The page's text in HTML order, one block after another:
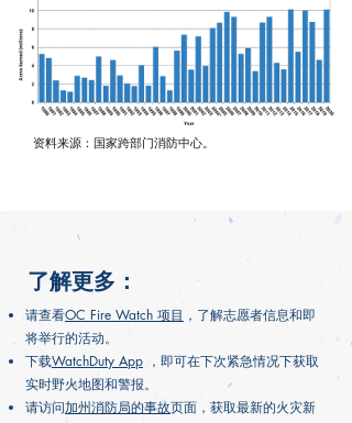
资料来源：国家跨部门消防中心。
了解更多：
请查看OC Fire Watch 项目 ，了解志愿者信息和即
将举行的活动。
下载WatchDuty App ，即可在下次紧急情况下获取
实时野火地图和警报。
请访问加州消防局的事故页面，获取最新的火灾新